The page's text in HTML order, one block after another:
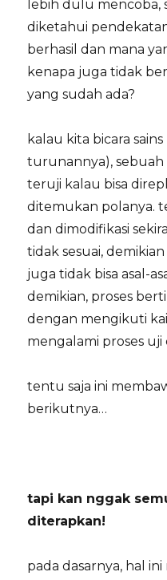
lebih dulu mencoba,
diketahui
berhasil dan mana
kenapa juga tidak
yang sudah ada?
kalau kita bicara
turunannya), sebuah
teruji kalau bisa
ditemukan polanya.
dan dimodifikasi
tidak sesuai,
juga tidak bisa asal-
demikian, proses
dengan mengikuti
mengalami proses uji
tentu saja ini
berikutnya…
tapi kan nggak
diterapkan!
pada dasarnya, hal